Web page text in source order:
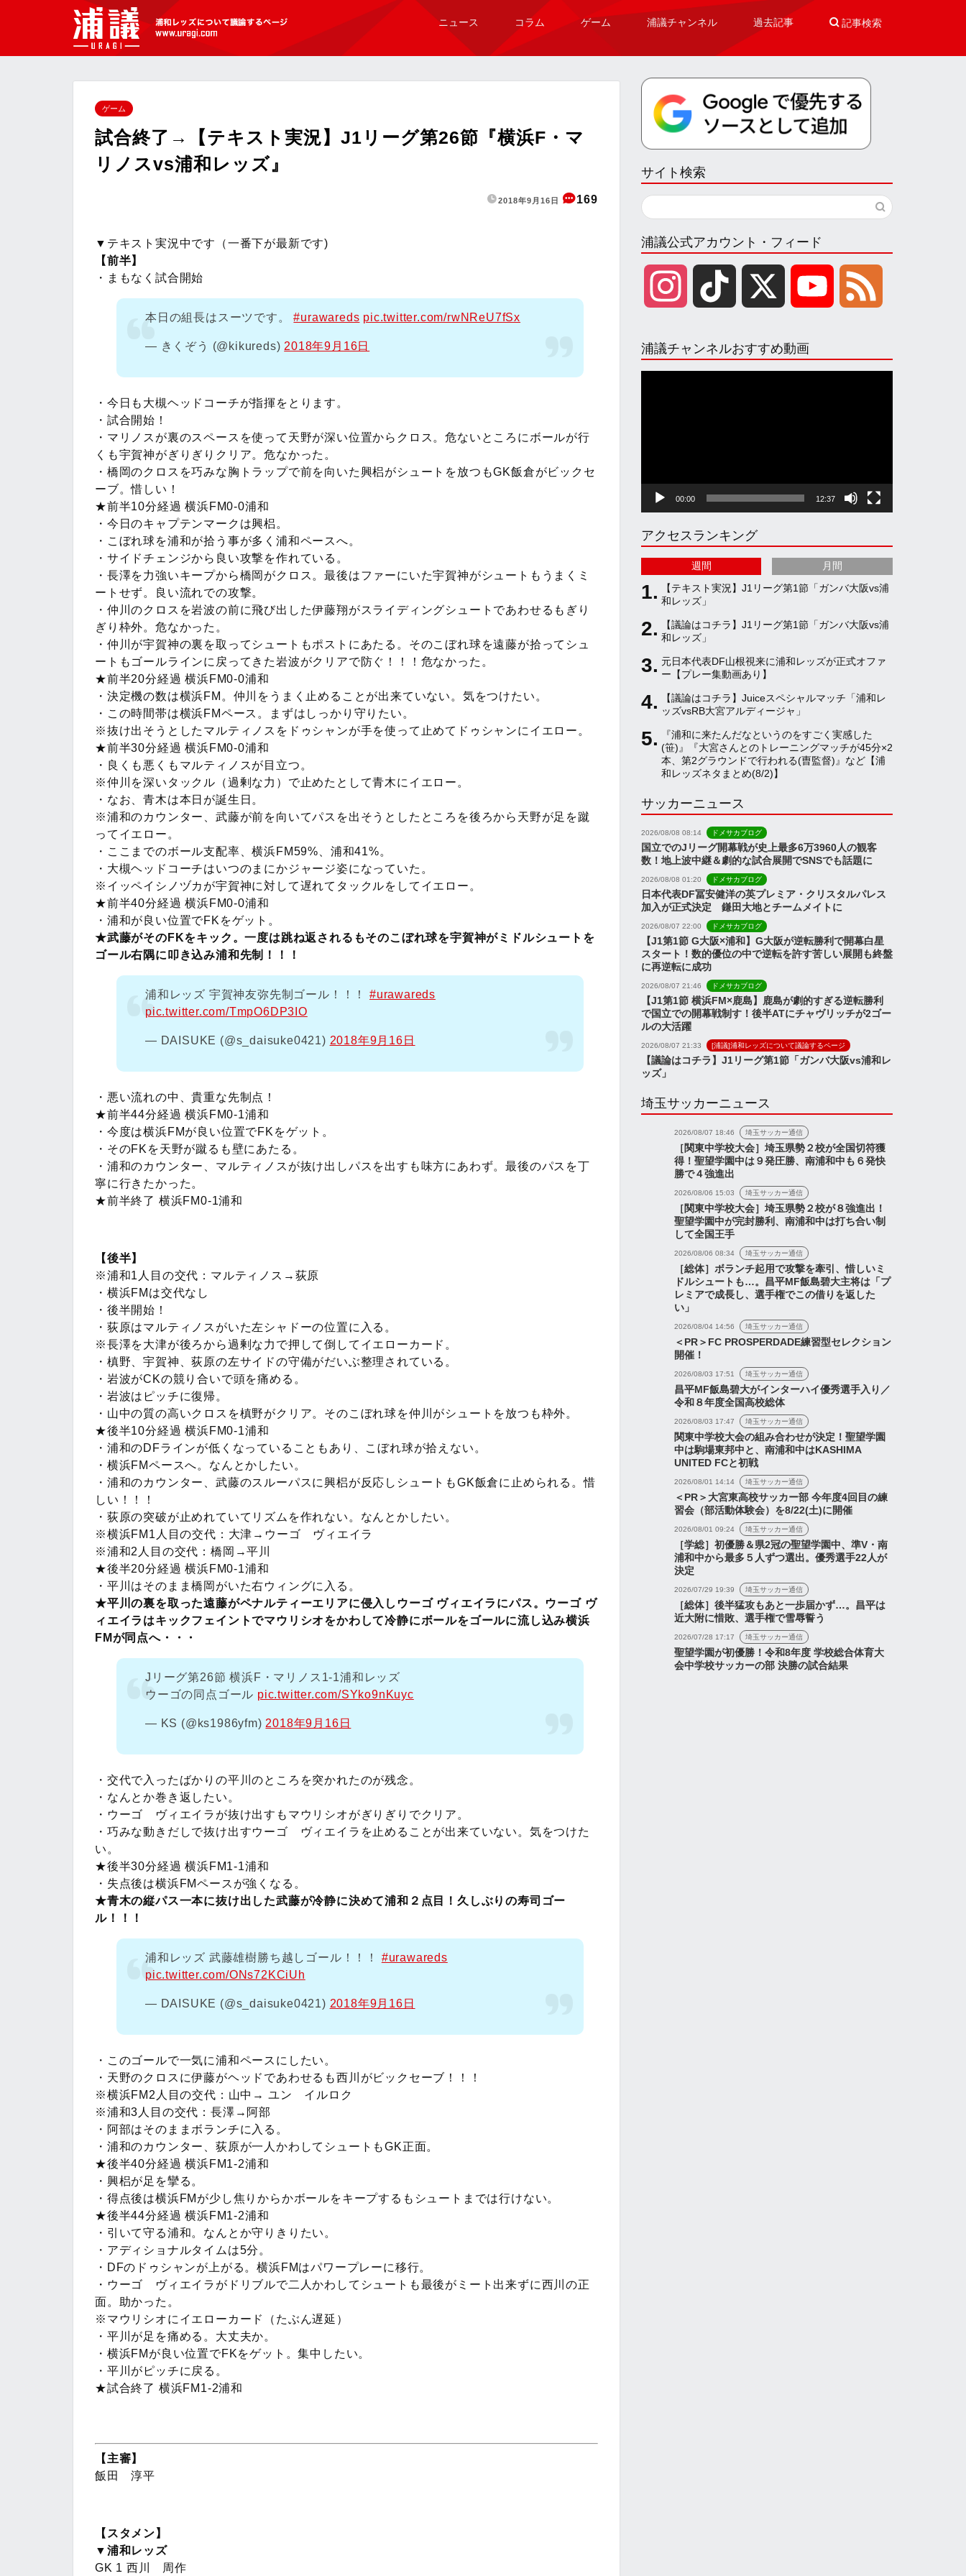
[浦議]浦和レッズについて議論するペ
ニュース コラム ゲーム 浦議チャンネル 過去記事  記事検索
ゲーム
試合終了→【テキスト実況】J1リーグ第26節『横浜F・マ
リノスvs浦和レッズ』
2018年9月16日 169
▼テキスト実況中です（一番下が最新です)
【前半】
・まもなく試合開始
本日の組長はスーツです。#urawareds pic.twitter.com/rwNReU7fSx
— きくぞう (@kikureds) 2018年9月16日
・今日も大槻ヘッドコーチが指揮をとります。
・試合開始！
・マリノスが裏のスペースを使って天野が深い位置からクロス。危ないところにボールが行
くも宇賀神がぎりぎりクリア。危なかった。
・橋岡のクロスを巧みな胸トラップで前を向いた興梠がシュートを放つもGK飯倉がビックセ
ーブ。惜しい！
★前半10分経過 横浜FM0-0浦和
・今日のキャプテンマークは興梠。
・こぼれ球を浦和が拾う事が多く浦和ペースへ。
・サイドチェンジから良い攻撃を作れている。
・長澤を力強いキープから橋岡がクロス。最後はファーにいた宇賀神がシュートもうまくミ
ートせず。良い流れでの攻撃。
・仲川のクロスを岩波の前に飛び出した伊藤翔がスライディングシュートであわせるもぎり
ぎり枠外。危なかった。
・仲川が宇賀神の裏を取ってシュートもポストにあたる。そのこぼれ球を遠藤が拾ってシュ
ートもゴールラインに戻ってきた岩波がクリアで防ぐ！！！危なかった。
★前半20分経過 横浜FM0-0浦和
・決定機の数は横浜FM。仲川をうまく止めることが出来ていない。気をつけたい。
・この時間帯は横浜FMペース。まずはしっかり守りたい。
※抜け出そうとしたマルティノスをドゥシャンが手を使って止めてドゥシャンにイエロー。
★前半30分経過 横浜FM0-0浦和
・良くも悪くもマルティノスが目立つ。
※仲川を深いタックル（過剰な力）で止めたとして青木にイエロー。
・なお、青木は本日が誕生日。
※浦和のカウンター、武藤が前を向いてパスを出そうとしたところを後ろから天野が足を蹴
ってイエロー。
・ここまでのボール支配率、横浜FM59%、浦和41%。
・大槻ヘッドコーチはいつのまにかジャージ姿になっていた。
※イッペイシノヅカが宇賀神に対して遅れてタックルをしてイエロー。
★前半40分経過 横浜FM0-0浦和
・浦和が良い位置でFKをゲット。
★武藤がそのFKをキック。一度は跳ね返されるもそのこぼれ球を宇賀神がミドルシュートを
ゴール右隅に叩き込み浦和先制！！！
浦和レッズ 宇賀神友弥先制ゴール！！！ #urawareds
pic.twitter.com/TmpO6DP3IO
— DAISUKE (@s_daisuke0421) 2018年9月16日
・悪い流れの中、貴重な先制点！
★前半44分経過 横浜FM0-1浦和
・今度は横浜FMが良い位置でFKをゲット。
・そのFKを天野が蹴るも壁にあたる。
・浦和のカウンター、マルティノスが抜け出しパスを出すも味方にあわず。最後のパスを丁
寧に行きたかった。
★前半終了 横浜FM0-1浦和
【後半】
※浦和1人目の交代：マルティノス→荻原
・横浜FMは交代なし
・後半開始！
・荻原はマルティノスがいた左シャドーの位置に入る。
※長澤を大津が後ろから過剰な力で押して倒してイエローカード。
・槙野、宇賀神、荻原の左サイドの守備がだいぶ整理されている。
・岩波がCKの競り合いで頭を痛める。
・岩波はピッチに復帰。
・山中の質の高いクロスを槙野がクリア。そのこぼれ球を仲川がシュートを放つも枠外。
★後半10分経過 横浜FM0-1浦和
・浦和のDFラインが低くなっていることもあり、こぼれ球が拾えない。
・横浜FMペースへ。なんとかしたい。
・浦和のカウンター、武藤のスルーパスに興梠が反応しシュートもGK飯倉に止められる。惜
しい！！！
・荻原の突破が止めれていてリズムを作れない。なんとかしたい。
※横浜FM1人目の交代：大津→ウーゴ ヴィエイラ
※浦和2人目の交代：橋岡→平川
★後半20分経過 横浜FM0-1浦和
・平川はそのまま橋岡がいた右ウィングに入る。
★平川の裏を取った遠藤がペナルティーエリアに侵入しウーゴ ヴィエイラにパス。ウーゴ ヴ
ィエイラはキックフェイントでマウリシオをかわして冷静にボールをゴールに流し込み横浜
FMが同点へ・・・
Jリーグ第26節 横浜F・マリノス1-1浦和レッズ
ウーゴの同点ゴール pic.twitter.com/SYko9nKuyc
— KS (@ks1986yfm) 2018年9月16日
・交代で入ったばかりの平川のところを突かれたのが残念。
・なんとか巻き返したい。
・ウーゴ ヴィエイラが抜け出すもマウリシオがぎりぎりでクリア。
・巧みな動きだしで抜け出すウーゴ ヴィエイラを止めることが出来ていない。気をつけた
い。
★後半30分経過 横浜FM1-1浦和
・失点後は横浜FMペースが強くなる。
★青木の縦パス一本に抜け出した武藤が冷静に決めて浦和２点目！久しぶりの寿司ゴー
ル！！！
浦和レッズ 武藤雄樹勝ち越しゴール！！！ #urawareds
pic.twitter.com/ONs72KCiUh
— DAISUKE (@s_daisuke0421) 2018年9月16日
・このゴールで一気に浦和ペースにしたい。
・天野のクロスに伊藤がヘッドであわせるも西川がビックセーブ！！！
※横浜FM2人目の交代：山中→ ユン イルロク
※浦和3人目の交代：長澤→阿部
・阿部はそのままボランチに入る。
・浦和のカウンター、荻原が一人かわしてシュートもGK正面。
★後半40分経過 横浜FM1-2浦和
・興梠が足を攣る。
・得点後は横浜FMが少し焦りからかボールをキープするもシュートまでは行けない。
★後半44分経過 横浜FM1-2浦和
・引いて守る浦和。なんとか守りきりたい。
・アディショナルタイムは5分。
・DFのドゥシャンが上がる。横浜FMはパワープレーに移行。
・ウーゴ ヴィエイラがドリブルで二人かわしてシュートも最後がミート出来ずに西川の正
面。助かった。
※マウリシオにイエローカード（たぶん遅延）
・平川が足を痛める。大丈夫か。
・横浜FMが良い位置でFKをゲット。集中したい。
・平川がピッチに戻る。
★試合終了 横浜FM1-2浦和
【主審】
飯田 淳平
【スタメン】
▼浦和レッズ
GK 1 西川 周作
サイト検索
浦議公式アカウント・フィード
s
g
r
a
m
k
k
u
b
e
C
h
n
l
e
浦議チャンネルおすすめ動画
00:00 12:37
アクセスランキング
週間 月間
【テキスト実況】J1リーグ第1節「ガンバ大阪vs浦
和レッズ」
【議論はコチラ】J1リーグ第1節「ガンバ大阪vs浦
和レッズ」
元日本代表DF山根視来に浦和レッズが正式オファ
ー【プレー集動画あり】
【議論はコチラ】Juiceスペシャルマッチ「浦和レ
ッズvsRB大宮アルディージャ」
『浦和に来たんだなというのをすごく実感した
(笹)』『大宮さんとのトレーニングマッチが45分×2
本、第2グラウンドで行われる(曺監督)』など【浦
和レッズネタまとめ(8/2)】
サッカーニュース
2026/08/08 08:14 ドメサカブログ
国立でのJリーグ開幕戦が史上最多6万3960人の観客
数！地上波中継＆劇的な試合展開でSNSでも話題に
2026/08/08 01:20 ドメサカブログ
日本代表DF冨安健洋の英プレミア・クリスタルパレス
加入が正式決定 鎌田大地とチームメイトに
2026/08/07 22:00 ドメサカブログ
【J1第1節 G大阪×浦和】G大阪が逆転勝利で開幕白星
スタート！数的優位の中で逆転を許す苦しい展開も終盤
に再逆転に成功
2026/08/07 21:46 ドメサカブログ
【J1第1節 横浜FM×鹿島】鹿島が劇的すぎる逆転勝利
で国立での開幕戦制す！後半ATにチャヴリッチが2ゴー
ルの大活躍
2026/08/07 21:33 [浦議]浦和レッズについて議論するページ
【議論はコチラ】J1リーグ第1節「ガンバ大阪vs浦和レ
ッズ」
埼玉サッカーニュース
2026/08/07 18:46 埼玉サッカー通信
［関東中学校大会］埼玉県勢２校が全国切符獲
得！聖望学園中は９発圧勝、南浦和中も６発快
勝で４強進出
2026/08/06 15:03 埼玉サッカー通信
［関東中学校大会］埼玉県勢２校が８強進出！
聖望学園中が完封勝利、南浦和中は打ち合い制
して全国王手
2026/08/06 08:34 埼玉サッカー通信
［総体］ボランチ起用で攻撃を牽引、惜しいミ
ドルシュートも…。昌平MF飯島碧大主将は「プ
レミアで成長し、選手権でこの借りを返した
い」
2026/08/04 14:56 埼玉サッカー通信
＜PR＞FC PROSPERDADE練習型セレクション
開催！
2026/08/03 17:51 埼玉サッカー通信
昌平MF飯島碧大がインターハイ優秀選手入り／
令和８年度全国高校総体
2026/08/03 17:47 埼玉サッカー通信
関東中学校大会の組み合わせが決定！聖望学園
中は駒場東邦中と、南浦和中はKASHIMA
UNITED FCと初戦
2026/08/01 14:14 埼玉サッカー通信
＜PR＞大宮東高校サッカー部 今年度4回目の練
習会（部活動体験会）を8/22(土)に開催
2026/08/01 09:24 埼玉サッカー通信
［学総］初優勝＆県2冠の聖望学園中、準V・南
浦和中から最多５人ずつ選出。優秀選手22人が
決定
2026/07/29 19:39 埼玉サッカー通信
［総体］後半猛攻もあと一歩届かず…。昌平は
近大附に惜敗、選手権で雪辱誓う
2026/07/28 17:17 埼玉サッカー通信
聖望学園が初優勝！令和8年度 学校総合体育大
会中学校サッカーの部 決勝の試合結果